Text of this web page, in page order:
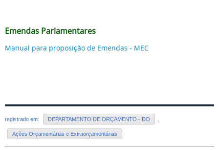
Emendas Parlamentares
Manual para proposição de Emendas - MEC
registrado em: DEPARTAMENTO DE ORÇAMENTO - DO
Ações Orçamentárias e Extraorçamentárias